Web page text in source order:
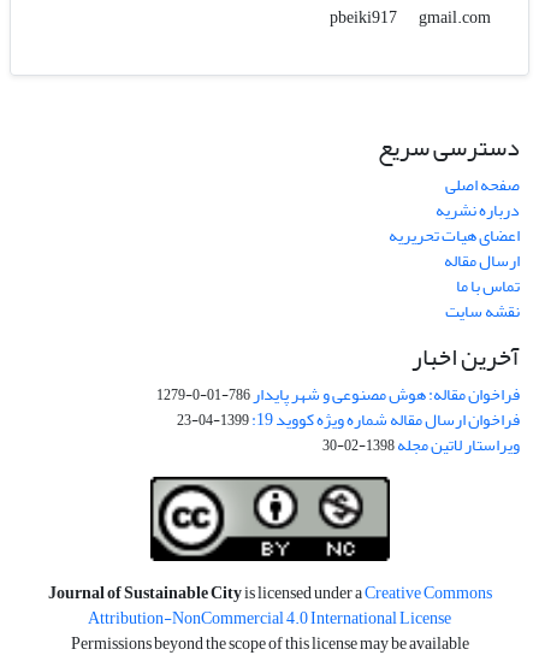
pbeiki917
gmail.com
دسترسی سریع
صفحه اصلی
درباره نشریه
اعضای هیات تحریریه
ارسال مقاله
تماس با ما
نقشه سایت
آخرین اخبار
فراخوان مقاله: هوش مصنوعی و شهر پایدار786-01-0-1279
فراخوان ارسال مقاله شماره ویژه کووید 19: 1399-04-23
ویراستار لاتین مجله1398-02-30
Journal of Sustainable Cityis licensed under aCreative Commons
Attribution-NonCommercial 4.0 International License
Permissions beyond the scope of this license may be available